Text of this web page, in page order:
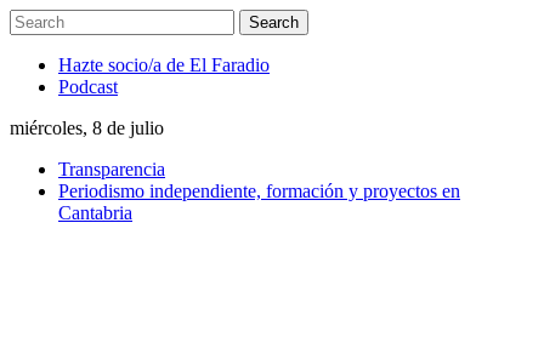
Hazte socio/a de El Faradio
Podcast
miércoles, 8 de julio
Transparencia
Periodismo independiente, formación y proyectos en
Cantabria